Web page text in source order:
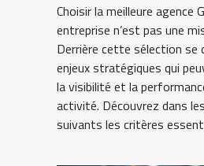
Choisir la meilleure agence
entreprise n’est pas une
Derrière cette sélection se
enjeux stratégiques qui
la visibilité et la
activité. Découvrez dans
suivants les critères